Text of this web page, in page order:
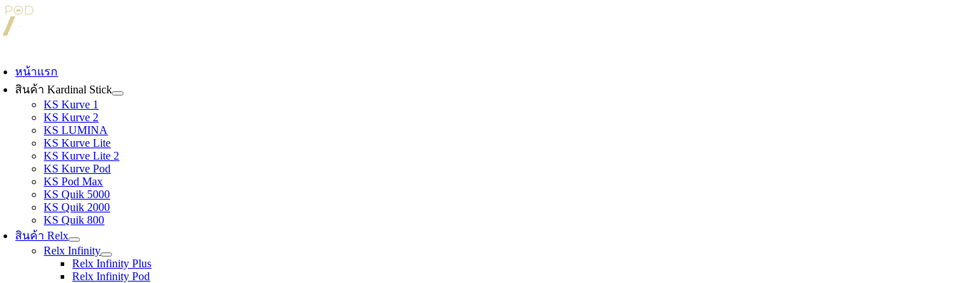
Skip
to
content
หน้าแรก
สินค้า Kardinal Stick
KS Kurve 1
KS Kurve 2
KS LUMINA
KS Kurve Lite
KS Kurve Lite 2
KS Kurve Pod
KS Pod Max
KS Quik 5000
KS Quik 2000
KS Quik 800
สินค้า Relx
Relx Infinity
Relx Infinity Plus
Relx Infinity Pod